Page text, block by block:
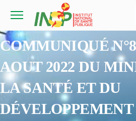
COMMUNIQUÉ
AOUT 2022 DU
LA SANTÉ ET DU